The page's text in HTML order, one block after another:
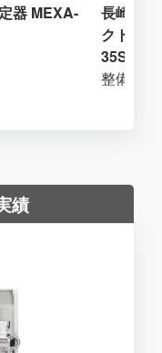
器 MEXA-
長崎ジ
クトラ
35SH
整備用
績